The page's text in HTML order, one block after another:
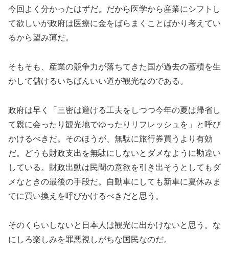
今回よく分かったはずだ。だから医学から産業にシフトし
て欲しいが政府は医療に金をばらまくことばかり考えてい
るから望み薄だ。
そもそも、産業の競争力が落ちてきた国が過去の蓄積を生
かして儲けるいちばんいい道が観光なのである。
政府は早く「三密は避ける工夫をしつつ今年の夏は帰省し
て親に会ったり観光地でゆったりリフレッシュを」と呼び
かけるべきだ。そのほうが、無駄に旅行券買うより有効
だ。どうも財政支出を無駄にしないとダメなように勘違い
している。財政出動は民間の意欲を引き出そうとしてもダ
メなときの最後の手段だ。自動車にしても新車に夏休みま
でに買い換えを呼びかけるべきだと思う。
そのくらいしないと日本人は観光に出かけないと思う。な
にしろ楽しみを罪悪視しがちな国民なのだ。